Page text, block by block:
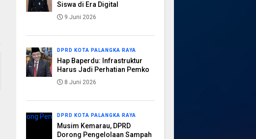
Siswa di Era Digital
9 Juni 2026
DPRD KOTA PALANGKA RAYA
Hap Baperdu: Infrastruktur
Harus Jadi Perhatian Pemko
8 Juni 2026
DPRD KOTA PALANGKA RAYA
Musim Kemarau, DPRD
Dorong Pengelolaan Sampah